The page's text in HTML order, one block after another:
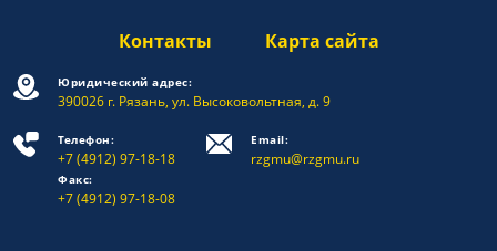
Контакты Карта сайта
Юридический адрес:
390026 г. Рязань, ул. Высоковольтная, д. 9
Телефон:
+7 (4912) 97-18-18
Факс:
+7 (4912) 97-18-08
Email:
rzgmu@rzgmu.ru